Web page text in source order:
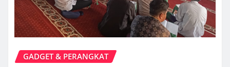
GADGET & PERANGKAT